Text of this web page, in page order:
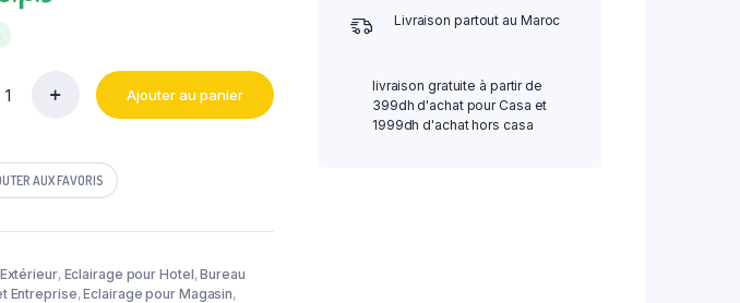
Ajouter au panier
AUX FAVORIS
, Eclairage pour Hotel,Bureau
Entreprise,Eclairage pour Magasin,
Livraison partout au Maroc
livraison gratuite à partir de
399dh d'achat pour Casa et
1999dh d'achat hors casa